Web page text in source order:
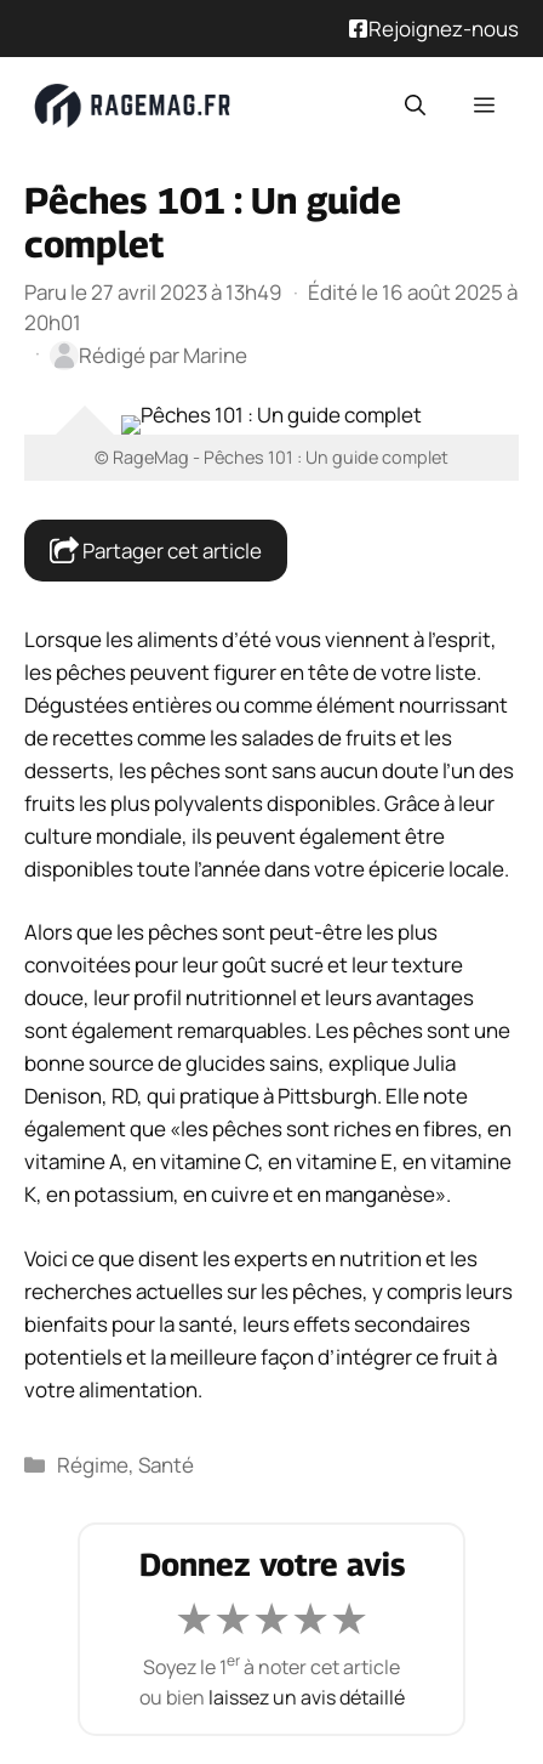
Rejoignez-nous
Pêches 101 : Un guide
complet
Paru le 27 avril 2023 à 13h49 · Édité le 16 août 2025 à
20h01
·
Rédigé parMarine
© RageMag - Pêches 101 : Un guide complet
Partager cet article
Lorsque les aliments d’été vous viennent à l’esprit,
les pêches peuvent figurer en tête de votre liste.
Dégustées entières ou comme élément nourrissant
de recettes comme les salades de fruits et les
desserts, les pêches sont sans aucun doute l’un des
fruits les plus polyvalents disponibles. Grâce à leur
culture mondiale, ils peuvent également être
disponibles toute l’année dans votre épicerie locale.
Alors que les pêches sont peut-être les plus
convoitées pour leur goût sucré et leur texture
douce, leur profil nutritionnel et leurs avantages
sont également remarquables. Les pêches sont une
bonne source de glucides sains, explique Julia
Denison, RD, qui pratique à Pittsburgh. Elle note
également que «les pêches sont riches en fibres, en
vitamine A, en vitamine C, en vitamine E, en vitamine
K, en potassium, en cuivre et en manganèse».
Voici ce que disent les experts en nutrition et les
recherches actuelles sur les pêches, y compris leurs
bienfaits pour la santé, leurs effets secondaires
potentiels et la meilleure façon d’intégrer ce fruit à
votre alimentation.
Catégories
Régime,Santé
Donnez votre avis
★★★★★
Soyez le 1erà noter cet article
ou bien laissez un avis détaillé